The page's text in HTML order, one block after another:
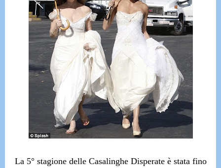
La 5° stagione delle Casalinghe Disperate è stata fino